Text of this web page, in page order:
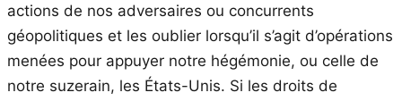
actions de nos adversaires ou concurrents
géopolitiques et les oublier lorsqu’il s’agit d’opérations
menées pour appuyer notre hégémonie, ou celle de
notre suzerain, les États-Unis. Si les droits de